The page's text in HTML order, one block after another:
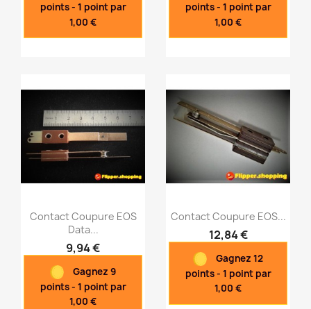
points - 1 point par
1,00 €
points - 1 point par
1,00 €
Aperçu rapide
Contact Coupure EOS
Data...
9,94 €
Gagnez 9
points - 1 point par
1,00 €
Aperçu rapide
Contact Coupure EOS...
12,84 €
Gagnez 12
points - 1 point par
1,00 €